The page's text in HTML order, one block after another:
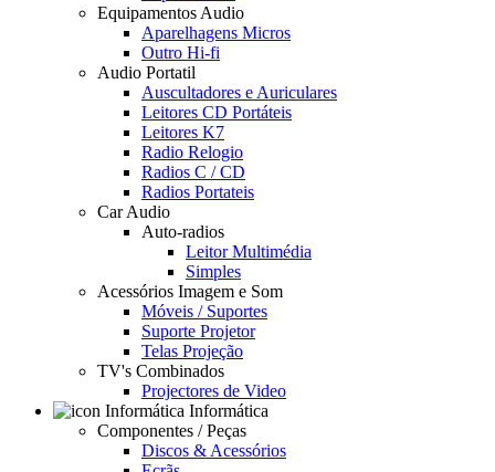
Equipamentos Audio
Aparelhagens Micros
Outro Hi-fi
Audio Portatil
Auscultadores e Auriculares
Leitores CD Portáteis
Leitores K7
Radio Relogio
Radios C / CD
Radios Portateis
Car Audio
Auto-radios
Leitor Multimédia
Simples
Acessórios Imagem e Som
Móveis / Suportes
Suporte Projetor
Telas Projeção
TV's Combinados
Projectores de Video
Informática
Componentes / Peças
Discos & Acessórios